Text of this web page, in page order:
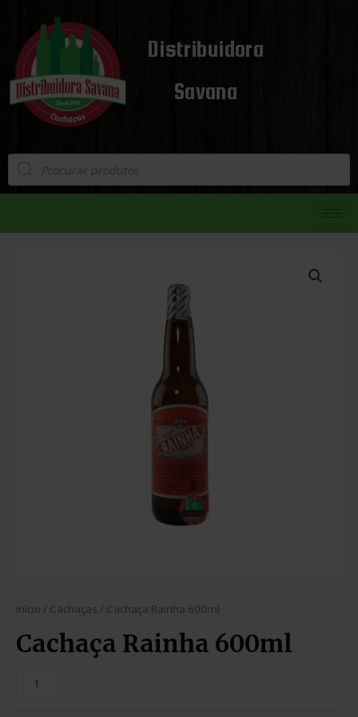
Distribuidora
Savana
Início / Cachaças / Cachaça Rainha 600ml
Cachaça Rainha 600ml